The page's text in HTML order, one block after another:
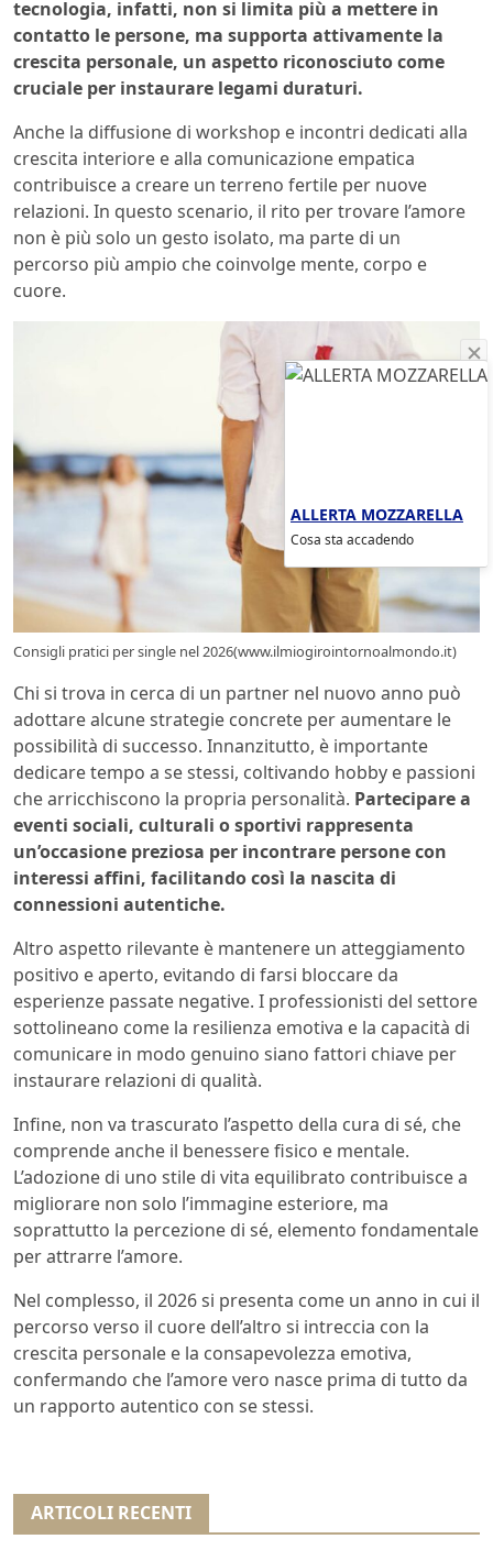
tecnologia, infatti, non si limita più a mettere in
contatto le persone, ma supporta attivamente la
crescita personale, un aspetto riconosciuto come
cruciale per instaurare legami duraturi.
Anche la diffusione di workshop e incontri dedicati alla
crescita interiore e alla comunicazione empatica
contribuisce a creare un terreno fertile per nuove
relazioni. In questo scenario, il rito per trovare l’amore
non è più solo un gesto isolato, ma parte di un
percorso più ampio che coinvolge mente, corpo e
cuore.
Consigli pratici per single nel 2026(www.ilmiogirointornoalmondo.it)
Chi si trova in cerca di un partner nel nuovo anno può
adottare alcune strategie concrete per aumentare le
possibilità di successo. Innanzitutto, è importante
dedicare tempo a se stessi, coltivando hobby e passioni
che arricchiscono la propria personalità. Partecipare a
eventi sociali, culturali o sportivi rappresenta
un’occasione preziosa per incontrare persone con
interessi affini, facilitando così la nascita di
connessioni autentiche.
Altro aspetto rilevante è mantenere un atteggiamento
positivo e aperto, evitando di farsi bloccare da
esperienze passate negative. I professionisti del settore
sottolineano come la resilienza emotiva e la capacità di
comunicare in modo genuino siano fattori chiave per
instaurare relazioni di qualità.
Infine, non va trascurato l’aspetto della cura di sé, che
comprende anche il benessere fisico e mentale.
L’adozione di uno stile di vita equilibrato contribuisce a
migliorare non solo l’immagine esteriore, ma
soprattutto la percezione di sé, elemento fondamentale
per attrarre l’amore.
Nel complesso, il 2026 si presenta come un anno in cui il
percorso verso il cuore dell’altro si intreccia con la
crescita personale e la consapevolezza emotiva,
confermando che l’amore vero nasce prima di tutto da
un rapporto autentico con se stessi.
ARTICOLI RECENTI
ALLERTA MOZZARELLA
Cosa sta accadendo